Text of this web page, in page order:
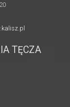
TĘCZA